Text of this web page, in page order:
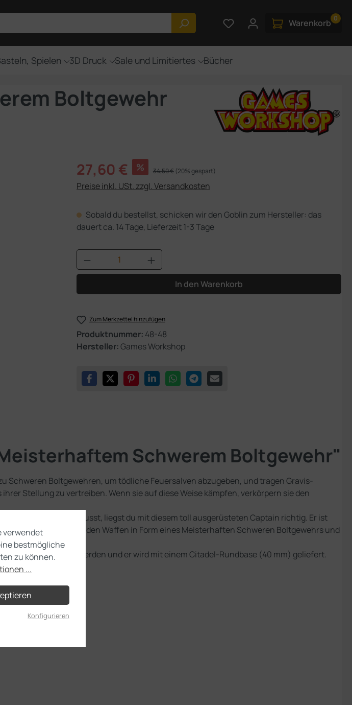
Du hast 0 Produkte auf dem
Warenkorb 0
Spielen 3D Druck Sale und Limitiertes Bücher
Boltgewehr
Verkaufspreis:
27,60 € % Regulärer Preis:
34,50 € (20% gespart)
Preise inkl. USt. zzgl. Versandkosten
Sobald du bestellst, schicken wir den Goblin zum Hersteller: das
dauert ca. 14 Tage, Lieferzeit 1-3 Tage
Produkt Anzahl: Gib den gewünschten Wert
In den Warenkorb
Zum Merkzettel hinzufügen
Produktnummer: 48-48
Hersteller:Games Workshop
Schwerem Boltgewehr"
Boltgewehren, um tödliche Feuersalven abzugeben, und tragen Gravis-
Stellung zu vertreiben. Wenn sie auf diese Weise kämpfen, verkörpern sie den
Stellung halten musst, liegst du mit diesem toll ausgerüsteten Captain richtig. Er ist
mit hervorragenden Waffen in Form eines Meisterhaften Schweren Boltgewehrs und
nützlich ist.
gebaut werden und er wird mit einem Citadel-Rundbase (40 mm) geliefert.
verwendet
bestmögliche
zu können.
...
Konfigurieren